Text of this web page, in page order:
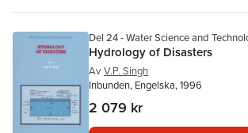
Del 24 - Water Science and
Hydrology of Disasters
Av V.P. Singh
Inbunden, Engelska, 1996
2 079 kr